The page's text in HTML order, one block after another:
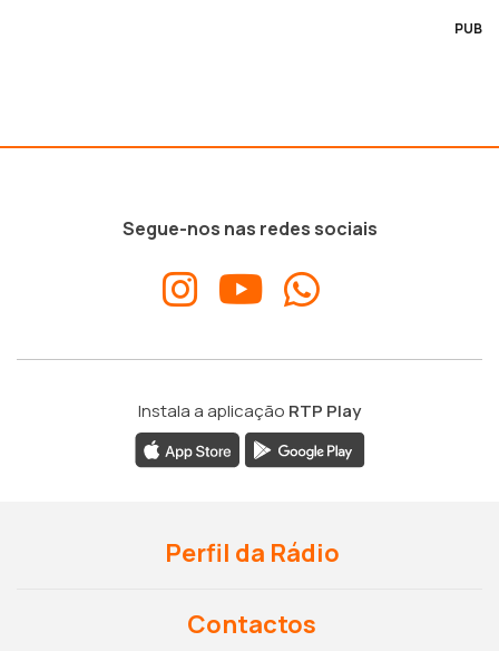
PUB
Segue-nos nas redes sociais
Instala a aplicação RTP Play
Perfil da Rádio
Contactos